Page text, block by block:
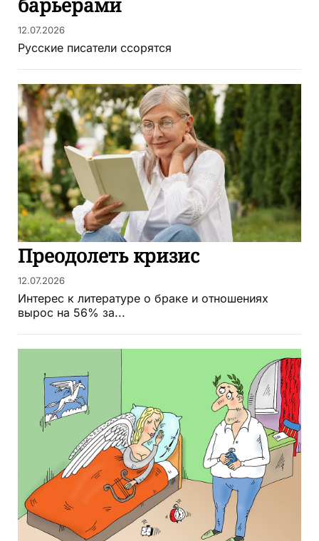
12.07.2026
Русские писатели ссорятся
Преодолеть кризис
12.07.2026
Интерес к литературе о браке и отношениях
вырос на 56% за...